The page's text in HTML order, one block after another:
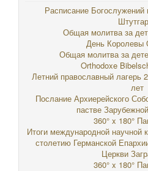
Расписание
Общая молитва за
День Королевы
Общая молитва за
Orthodoxe
Летний православный лагерь
лет
Послание Архиерейского
пастве
360° x 180°
Итоги международной научной
столетию Германской
Церкви
360° x 180°